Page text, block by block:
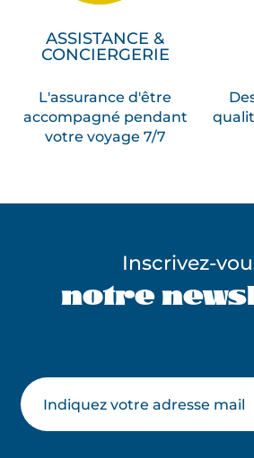
ASSISTANCE &
CONCIERGERIE
L'assurance d'être
accompagné pendant
votre voyage 7/7
Inscrivez-
notre
Votre
email